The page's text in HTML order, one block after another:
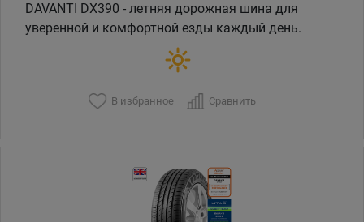
DAVANTI DX390 - летняя дорожная шина для
уверенной и комфортной езды каждый день.
В избранное Сравнить